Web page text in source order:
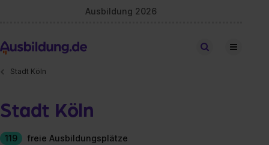
Ausbildung 2026
Stellen finden
Stadt Köln
Stadt Köln
119
freie Ausbildungsplätze